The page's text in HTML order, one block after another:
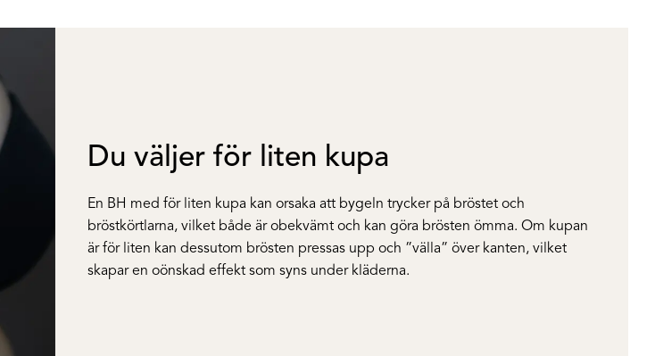
Du väljer för liten kupa
En BH med för liten kupa kan orsaka att bygeln trycker på bröstet och
bröstkörtlarna, vilket både är obekvämt och kan göra brösten ömma. Om kupan
är för liten kan dessutom brösten pressas upp och ”välla” över kanten, vilket
skapar en oönskad effekt som syns under kläderna.